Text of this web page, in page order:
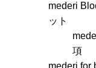
mederi
ット
項